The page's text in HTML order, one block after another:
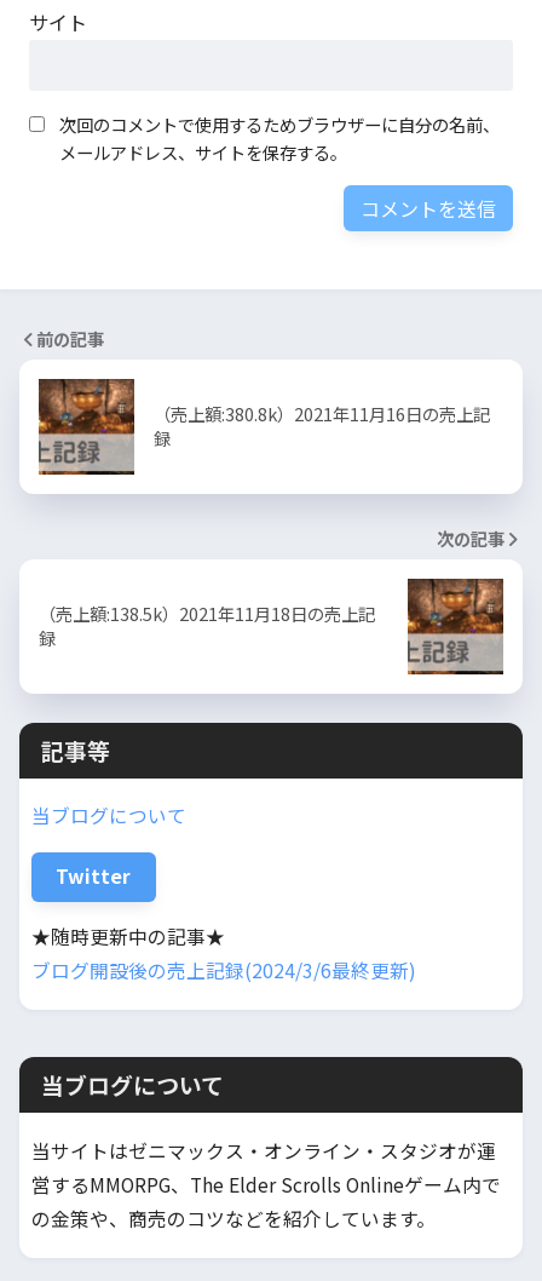
サイト
次回のコメントで使用するためブラウザーに自分の名前、
メールアドレス、サイトを保存する。
前の記事
（売上額:380.8k）2021年11月16日の売上記
録
次の記事
（売上額:138.5k）2021年11月18日の売上記
録
記事等
当ブログについて
Twitter
★随時更新中の記事★
ブログ開設後の売上記録(2024/3/6最終更新)
当ブログについて
当サイトはゼニマックス・オンライン・スタジオが運
営するMMORPG、The Elder Scrolls Onlineゲーム内で
の金策や、商売のコツなどを紹介しています。